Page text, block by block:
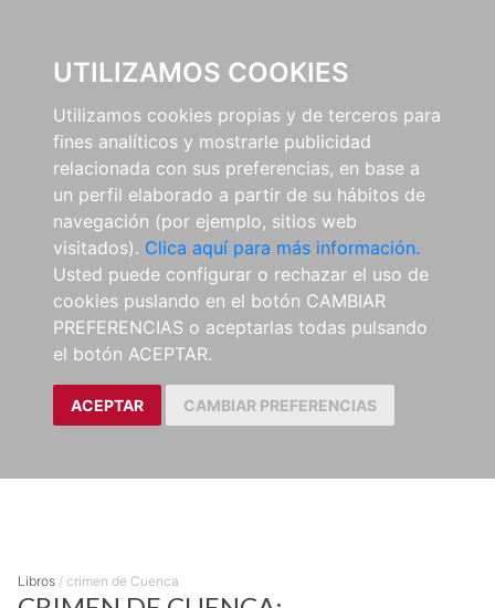
UTILIZAMOS COOKIES
Utilizamos cookies propias y de terceros para
fines analíticos y mostrarle publicidad
relacionada con sus preferencias, en base a
un perfil elaborado a partir de su hábitos de
navegación (por ejemplo, sitios web
visitados). Clica aquí para más información.
Usted puede configurar o rechazar el uso de
cookies puslando en el botón CAMBIAR
PREFERENCIAS o aceptarlas todas pulsando
el botón ACEPTAR.
ACEPTAR CAMBIAR PREFERENCIAS
Libros / crimen de Cuenca